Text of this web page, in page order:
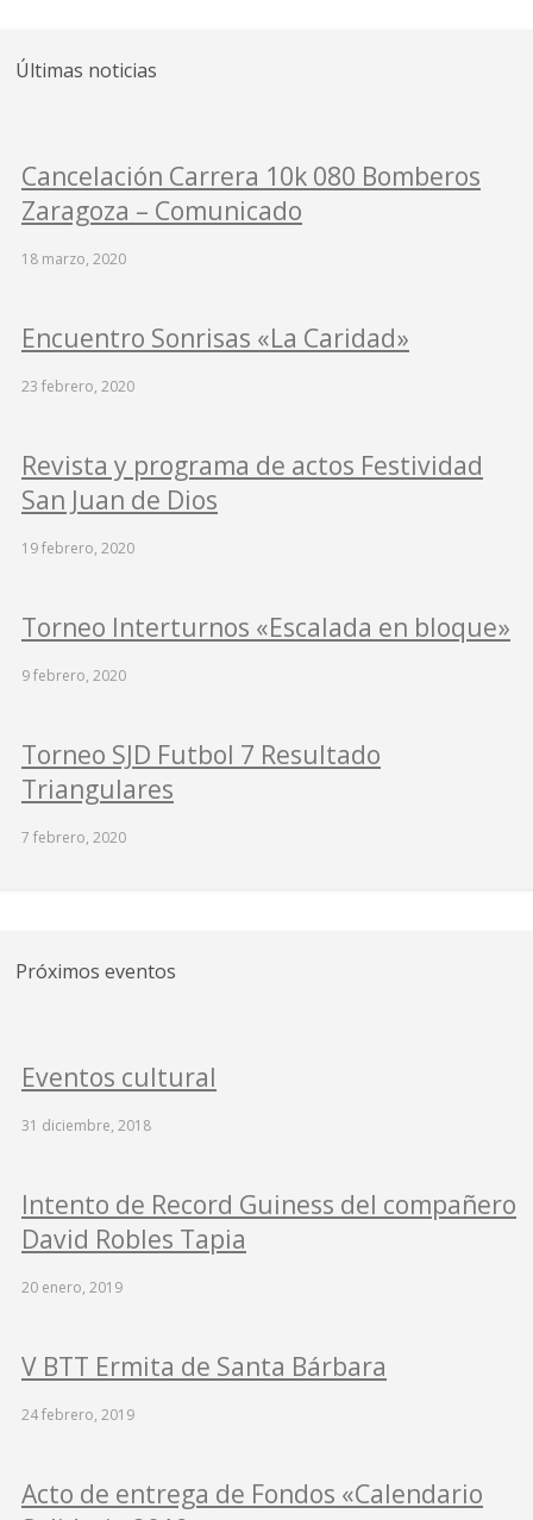
Últimas noticias
Cancelación Carrera 10k 080 Bomberos
Zaragoza – Comunicado
18 marzo, 2020
Encuentro Sonrisas «La Caridad»
23 febrero, 2020
Revista y programa de actos Festividad
San Juan de Dios
19 febrero, 2020
Torneo Interturnos «Escalada en bloque»
9 febrero, 2020
Torneo SJD Futbol 7 Resultado
Triangulares
7 febrero, 2020
Próximos eventos
Eventos cultural
31 diciembre, 2018
Intento de Record Guiness del compañero
David Robles Tapia
20 enero, 2019
V BTT Ermita de Santa Bárbara
24 febrero, 2019
Acto de entrega de Fondos «Calendario